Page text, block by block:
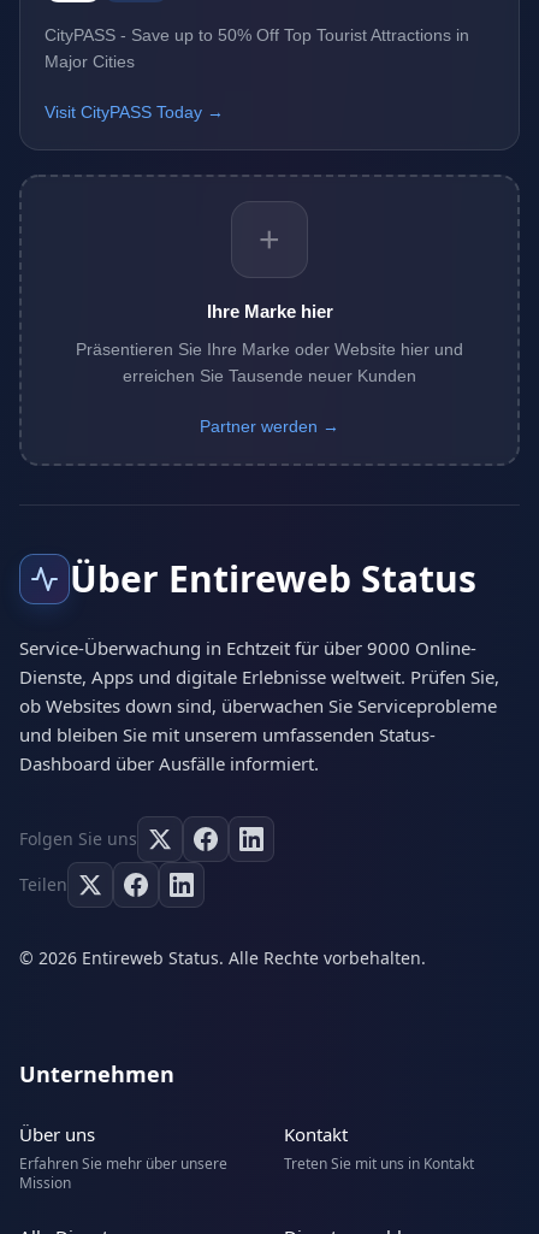
CityPASS - Save up to 50% Off Top Tourist Attractions in
Major Cities
Visit CityPASS Today →
+
Ihre Marke hier
Präsentieren Sie Ihre Marke oder Website hier und
erreichen Sie Tausende neuer Kunden
Partner werden →
Über Entireweb Status
Service-Überwachung in Echtzeit für über 9000 Online-
Dienste, Apps und digitale Erlebnisse weltweit. Prüfen Sie,
ob Websites down sind, überwachen Sie Serviceprobleme
und bleiben Sie mit unserem umfassenden Status-
Dashboard über Ausfälle informiert.
Folgen Sie uns
Teilen
© 2026 Entireweb Status. Alle Rechte vorbehalten.
Unternehmen
Über uns
Erfahren Sie mehr über unsere
Mission
Kontakt
Treten Sie mit uns in Kontakt